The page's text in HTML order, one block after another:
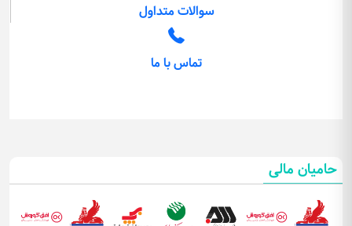
سوالات متداول
تماس با ما
حامیان مالی